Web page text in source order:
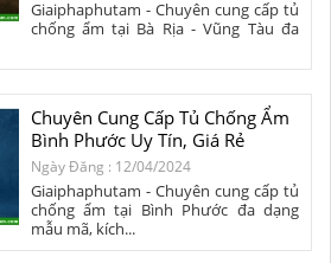
Giaiphaphutam - Chuyên cung cấp tủ
chống ẩm tại Bà Rịa - Vũng Tàu đa
Chuyên Cung Cấp Tủ Chống Ẩm
Bình Phước Uy Tín, Giá Rẻ
Ngày Đăng : 12/04/2024
Giaiphaphutam - Chuyên cung cấp tủ
chống ẩm tại Bình Phước đa dạng
mẫu mã, kích...